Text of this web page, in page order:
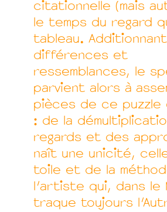
citationnelle (mais
le temps du regard
tableau.
différences et
ressemblances, le
parvient alors à
pièces de ce puzzle
: de la
regards et des
naît une unicité,
toile et de la
l'artiste qui, dans le
traque toujours